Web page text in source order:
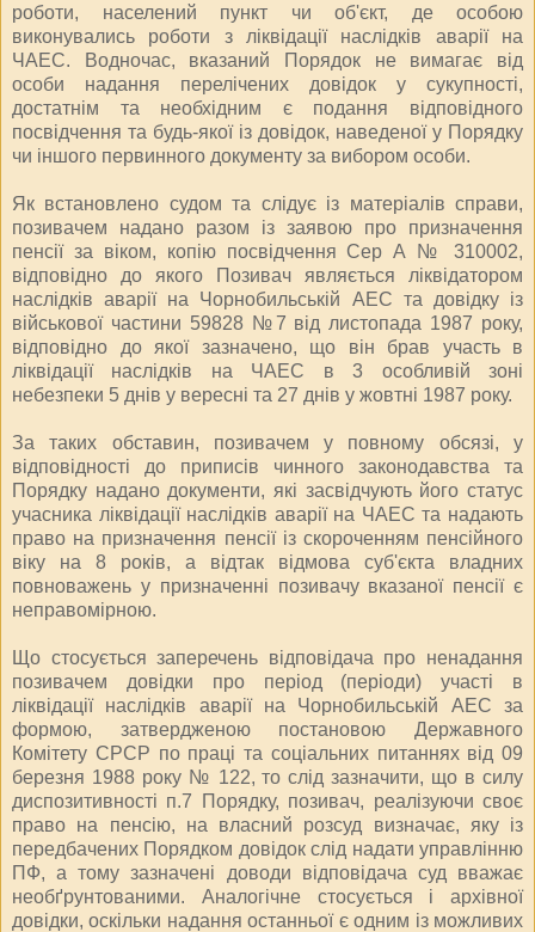
роботи, населений пункт чи об'єкт, де особою
виконувались роботи з ліквідації наслідків аварії на
ЧАЕС. Водночас, вказаний Порядок не вимагає від
особи надання перелічених довідок у сукупності,
достатнім та необхідним є подання відповідного
посвідчення та будь-якої із довідок, наведеної у Порядку
чи іншого первинного документу за вибором особи.
Як встановлено судом та слідує із матеріалів справи,
позивачем надано разом із заявою про призначення
пенсії за віком, копію посвідчення Сер А № 310002,
відповідно до якого Позивач являється ліквідатором
наслідків аварії на Чорнобильській АЕС та довідку із
військової частини 59828 №7 від листопада 1987 року,
відповідно до якої зазначено, що він брав участь в
ліквідації наслідків на ЧАЕС в 3 особливій зоні
небезпеки 5 днів у вересні та 27 днів у жовтні 1987 року.
За таких обставин, позивачем у повному обсязі, у
відповідності до приписів чинного законодавства та
Порядку надано документи, які засвідчують його статус
учасника ліквідації наслідків аварії на ЧАЕС та надають
право на призначення пенсії із скороченням пенсійного
віку на 8 років, а відтак відмова суб'єкта владних
повноважень у призначенні позивачу вказаної пенсії є
неправомірною.
Що стосується заперечень відповідача про ненадання
позивачем довідки про період (періоди) участі в
ліквідації наслідків аварії на Чорнобильській АЕС за
формою, затвердженою постановою Державного
Комітету СРСР по праці та соціальних питаннях від 09
березня 1988 року № 122, то слід зазначити, що в силу
диспозитивності п.7 Порядку, позивач, реалізуючи своє
право на пенсію, на власний розсуд визначає, яку із
передбачених Порядком довідок слід надати управлінню
ПФ, а тому зазначені доводи відповідача суд вважає
необґрунтованими. Аналогічне стосується і архівної
довідки, оскільки надання останньої є одним із можливих